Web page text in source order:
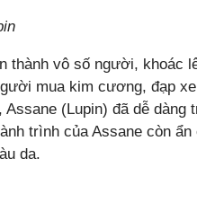
thành vô số người, khoác
mua kim cương, đạp
(Lupin) đã dễ dàng
trình của Assane còn
da.